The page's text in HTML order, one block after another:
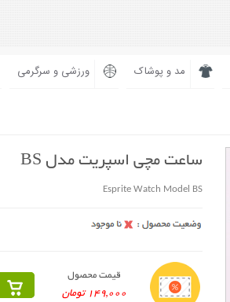
مد و پوشاک ورزشی و سرگرمی
ساعت مچی اسپریت مدل BS
Esprite Watch Model BS
قیمت محصول
149,000 تومان